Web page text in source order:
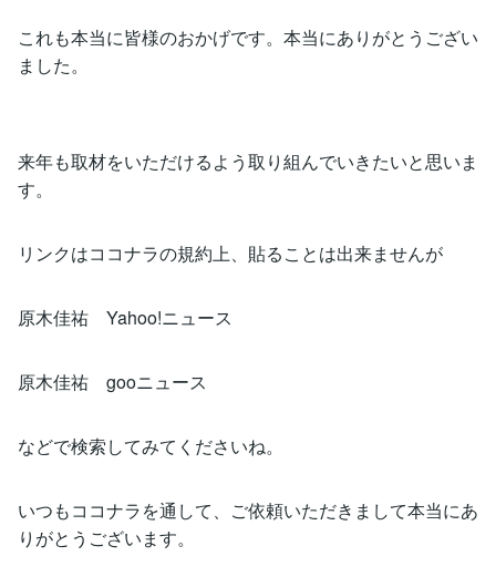
これも本当に皆様のおかげです。本当にありがとうござい
ました。
来年も取材をいただけるよう取り組んでいきたいと思いま
す。
リンクはココナラの規約上、貼ることは出来ませんが
原木佳祐 Yahoo!ニュース
原木佳祐 gooニュース
などで検索してみてくださいね。
いつもココナラを通して、ご依頼いただきまして本当にあ
りがとうございます。